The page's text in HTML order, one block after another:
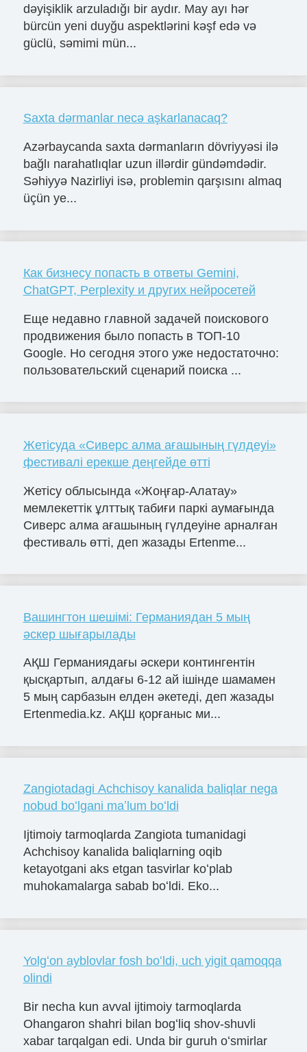
dəyişiklik arzuladığı bir aydır. May ayı hər
bürcün yeni duyğu aspektlərini kəşf edə və
güclü, səmimi mün...
Saxta dərmanlar necə aşkarlanacaq?
Azərbaycanda saxta dərmanların dövriyyəsi ilə
bağlı narahatlıqlar uzun illərdir gündəmdədir.
Səhiyyə Nazirliyi isə, problemin qarşısını almaq
üçün ye...
Как бизнесу попасть в ответы Gemini,
ChatGPT, Perplexity и других нейросетей
Еще недавно главной задачей поискового
продвижения было попасть в ТОП-10
Google. Но сегодня этого уже недостаточно:
пользовательский сценарий поиска ...
Жетісуда «Сиверс алма ағашының гүлдеуі»
фестивалі ерекше деңгейде өтті
Жетісу облысында «Жоңғар-Алатау»
мемлекеттік ұлттық табиғи паркі аумағында
Сиверс алма ағашының гүлдеуіне арналған
фестиваль өтті, деп жазады Ertenme...
Вашингтон шешімі: Германиядан 5 мың
әскер шығарылады
АҚШ Германиядағы әскери контингентін
қысқартып, алдағы 6-12 ай ішінде шамамен
5 мың сарбазын елден әкетеді, деп жазады
Ertenmedia.kz. АҚШ қорғаныс ми...
Zangiotadagi Achchisoy kanalida baliqlar nega
nobud boʻlgani maʼlum boʻldi
Ijtimoiy tarmoqlarda Zangiota tumanidagi
Achchisoy kanalida baliqlarning oqib
ketayotgani aks etgan tasvirlar koʻplab
muhokamalarga sabab boʻldi. Eko...
Yolgʻon ayblovlar fosh boʻldi, uch yigit qamoqqa
olindi
Bir necha kun avval ijtimoiy tarmoqlarda
Ohangaron shahri bilan bogʻliq shov-shuvli
xabar tarqalgan edi. Unda bir guruh oʻsmirlar